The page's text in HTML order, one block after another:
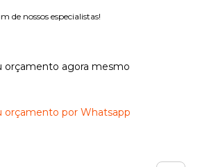
de nossos especialistas!
orçamento agora mesmo
orçamento por Whatsapp